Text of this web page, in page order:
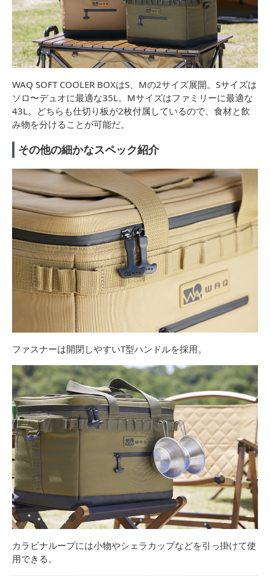
WAQ SOFT COOLER BOXはS、Mの2サイズ展開。Sサイズは
ソロ〜デュオに最適な35L。Mサイズはファミリーに最適な
43L。どちらも仕切り板が2枚付属しているので、食材と飲
み物を分けることが可能だ。
その他の細かなスペック紹介
ファスナーは開閉しやすいT型ハンドルを採用。
カラビナループには小物やシェラカップなどを引っ掛けて使
用できる。